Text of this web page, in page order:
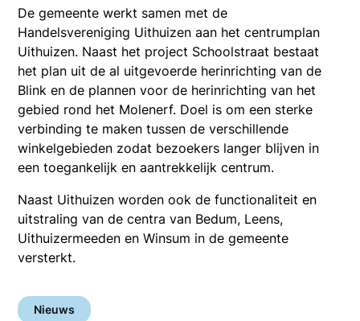
De gemeente werkt samen met de
Handelsvereniging Uithuizen aan het centrumplan
Uithuizen. Naast het project Schoolstraat bestaat
het plan uit de al uitgevoerde herinrichting van de
Blink en de plannen voor de herinrichting van het
gebied rond het Molenerf. Doel is om een sterke
verbinding te maken tussen de verschillende
winkelgebieden zodat bezoekers langer blijven in
een toegankelijk en aantrekkelijk centrum.
Naast Uithuizen worden ook de functionaliteit en
uitstraling van de centra van Bedum, Leens,
Uithuizermeeden en Winsum in de gemeente
versterkt.
Nieuws